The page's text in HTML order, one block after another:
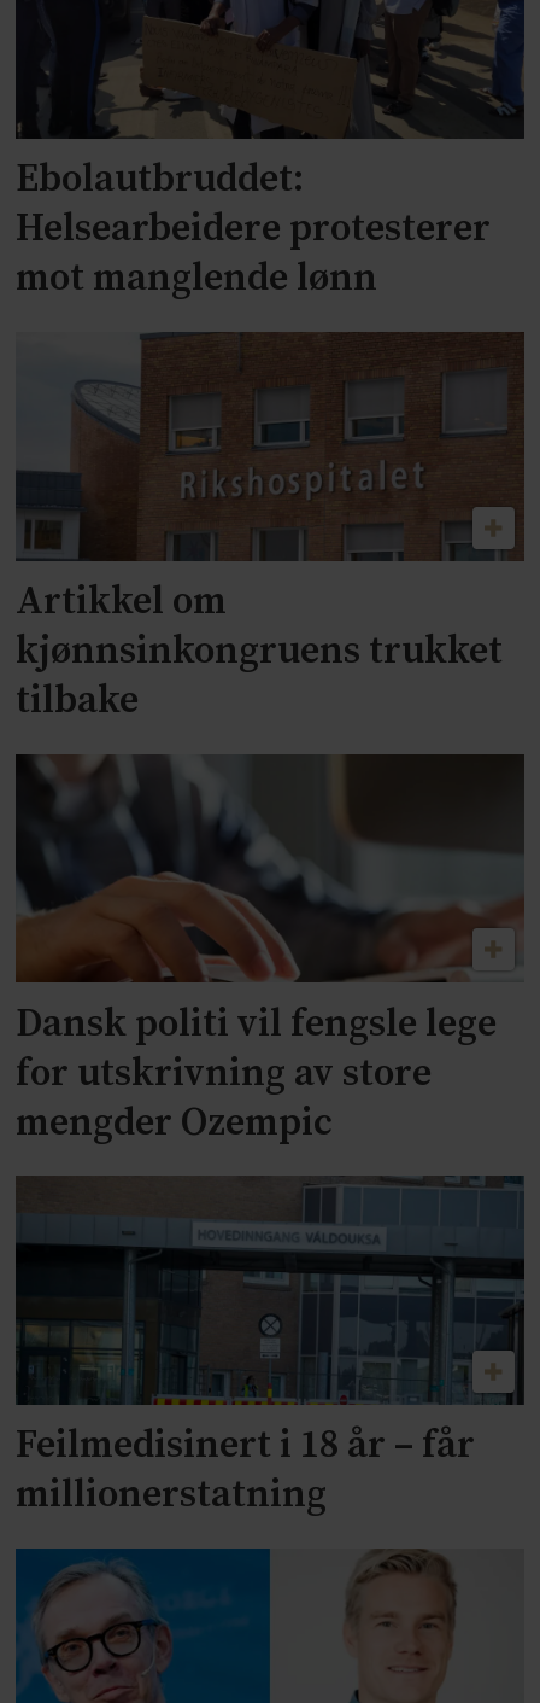
Ebolautbruddet:
Helsearbeidere protesterer
mot manglende lønn
Artikkel om
kjønnsinkongruens trukket
tilbake
Dansk politi vil fengsle lege
for utskrivning av store
mengder Ozempic
Feilmedisinert i 18 år – får
millionerstatning